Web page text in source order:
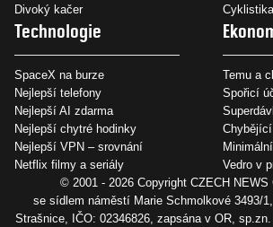
Divoký kačer
Technologie
SpaceX na burze
Nejlepší telefony
Nejlepší AI zdarma
Nejlepší chytré hodinky
Nejlepší VPN – srovnání
Netflix filmy a seriály
Temu a
Spořicí
Vedro v
© 2001 - 2026 Copyright CZECH NEWS
se sídlem náměstí Marie Schmolkové 3493/
Strašnice, IČO: 02346826, zapsána v OR,